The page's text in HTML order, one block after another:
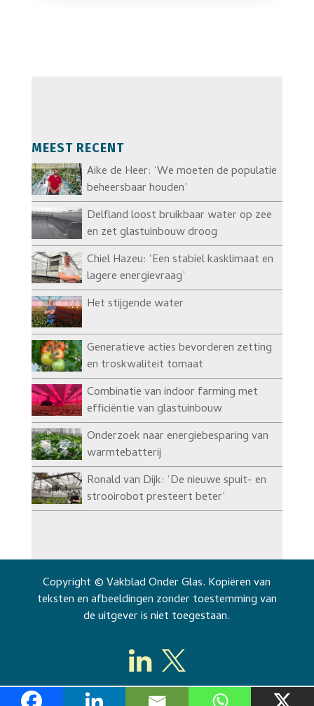
MEEST RECENT
Aike de Heer: ‘We moeten de populatie
beheersbaar houden’
Delfland loost bruikbaar water op zee
en zet glastuinbouw droog
Chiel Hazeu: ‘Een stabiel kasklimaat en
lagere energievraag’
Het stijgende water
Generatieve acties bevorderen zetting
en troskwaliteit tomaat
Combinatie van indoor farming met
efficiëntie van glastuinbouw
Onderzoek naar energiebesparing van
warmtebatterij
Ronald van Dijk: ‘De nieuwe spuit- en
strooirobot presteert beter’
Copyright © Vakblad Onder Glas. Kopiëren van
teksten en afbeeldingen zonder toestemming van
de uitgever is niet toegestaan.